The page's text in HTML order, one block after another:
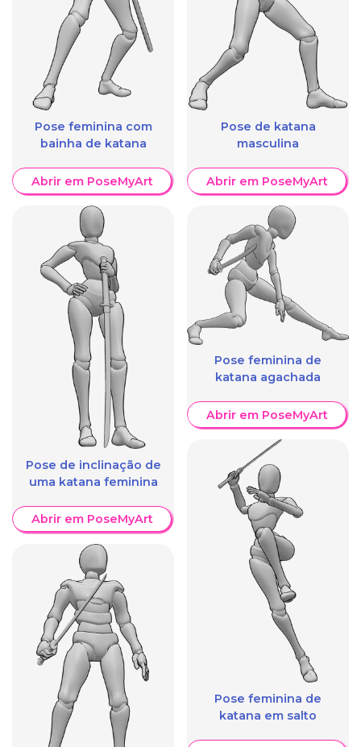
Pose feminina com
bainha de katana
Abrir em PoseMyArt
Pose de inclinação de
uma katana feminina
Abrir em PoseMyArt
Pose de katana
masculina
Abrir em PoseMyArt
Pose feminina de
katana agachada
Abrir em PoseMyArt
Pose feminina de
katana em salto